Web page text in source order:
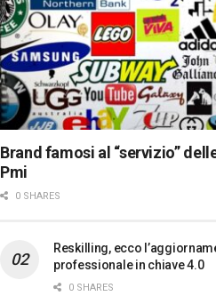
Brand famosi al “servizio”
Pmi
0 SHARES
Reskilling, ecco
professionale in chiave 4.0
0 SHARES